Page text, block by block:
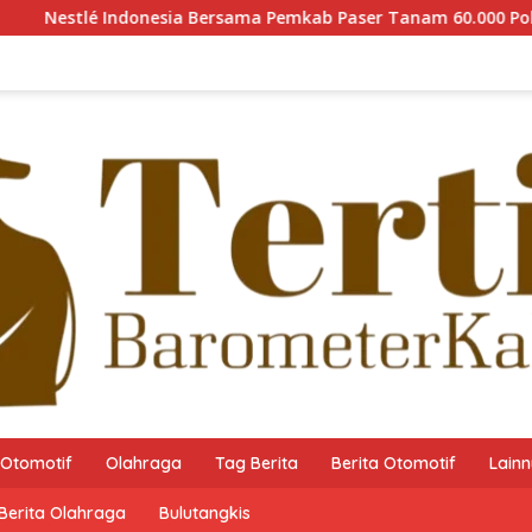
Bersama Pemkab Paser Tanam 60.000 Pohon Mangrove
Otomotif Olahraga Tag Berita Berita Otomotif
Olahraga Bulutangkis